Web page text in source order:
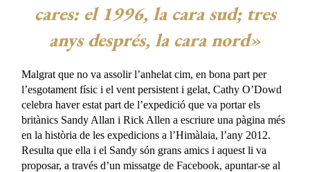
cares: el 1996, la cara sud; tres
anys després, la cara nord»
Malgrat que no va assolir l’anhelat cim, en bona part per
l’esgotament físic i el vent persistent i gelat, Cathy O’Dowd
celebra haver estat part de l’expedició que va portar els
britànics Sandy Allan i Rick Allen a escriure una pàgina més
en la història de les expedicions a l’Himàlaia, l’any 2012.
Resulta que ella i el Sandy són grans amics i aquest li va
proposar, a través d’un missatge de Facebook, apuntar-se al